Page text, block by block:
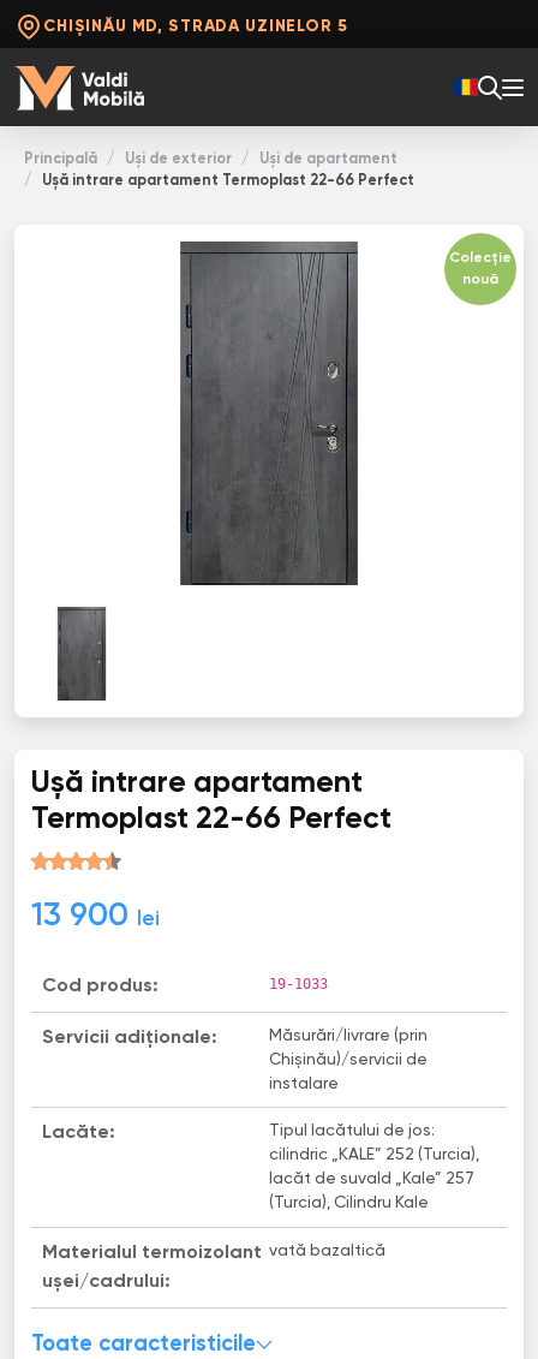
CHIȘINĂU MD, STRADA UZINELOR 5
Principală Uși de exterior
Uși de apartament
Ușă intrare apartament Termoplast 22-66 Perfect
Colecție
nouă
Ușă intrare apartament
Termoplast 22-66 Perfect
13 900 lei
Cod produs: 19-1033
Servicii adiționale:
Măsurări/livrare (prin
Chișinău)/servicii de
instalare
Lacăte:
Tipul lacătului de jos:
cilindric „KALE” 252 (Turcia),
lacăt de suvald „Kale” 257
(Turcia), Cilindru Kale
Materialul termoizolant
uşei/cadrului:
vată bazaltică
Toate caracteristicile